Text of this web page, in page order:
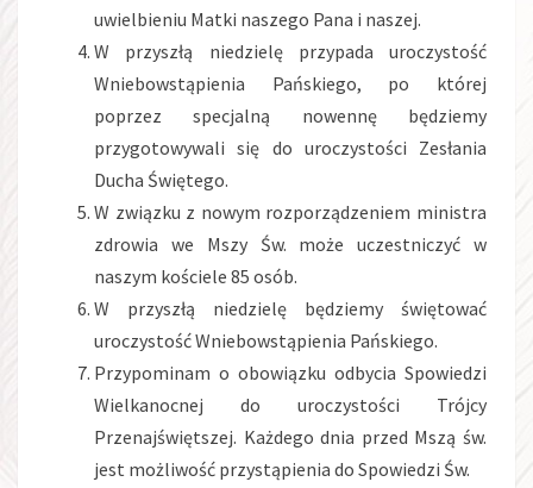
uwielbieniu Matki naszego Pana i naszej.
W przyszłą niedzielę przypada uroczystość
Wniebowstąpienia Pańskiego, po której
poprzez specjalną nowennę będziemy
przygotowywali się do uroczystości Zesłania
Ducha Świętego.
W związku z nowym rozporządzeniem ministra
zdrowia we Mszy Św. może uczestniczyć w
naszym kościele 85 osób.
W przyszłą niedzielę będziemy świętować
uroczystość Wniebowstąpienia Pańskiego.
Przypominam o obowiązku odbycia Spowiedzi
Wielkanocnej do uroczystości Trójcy
Przenajświętszej. Każdego dnia przed Mszą św.
jest możliwość przystąpienia do Spowiedzi Św.